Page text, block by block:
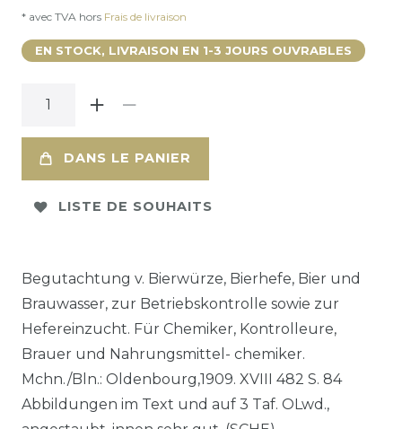
* avec TVA hors Frais de livraison
EN STOCK, LIVRAISON EN 1-3 JOURS OUVRABLES
DANS LE PANIER
LISTE DE SOUHAITS
Begutachtung v. Bierwürze, Bierhefe, Bier und
Brauwasser, zur Betriebskontrolle sowie zur
Hefereinzucht. Für Chemiker, Kontrolleure,
Brauer und Nahrungsmittel- chemiker.
Mchn./Bln.: Oldenbourg,1909. XVIII 482 S. 84
Abbildungen im Text und auf 3 Taf. OLwd.,